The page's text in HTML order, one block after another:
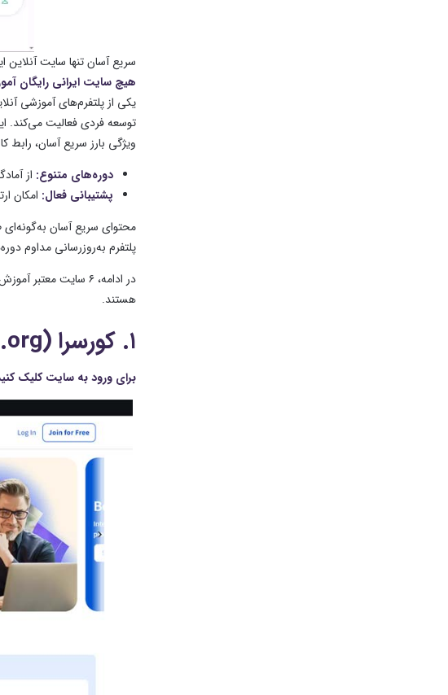
سریع آسان تنها سایت
هیچ سایت ایرانی رایگان
یکی از پلتفرم‌های آموزشی
توسعه فردی فعالیت می‌کند.
ویژگی بارز سریع آسان،
دوره‌های متنوع: از
پشتیبانی فعال: امکان
محتوای سریع آسان به‌گونه‌ای
پلتفرم به‌روزرسانی مداوم
در ادامه، ۶ سایت
هستند.
۱. کورسرا (www.coursera.org)؛ دانشگاه جهانی در فضای آنلاین
برای ورود به سایت کلیک